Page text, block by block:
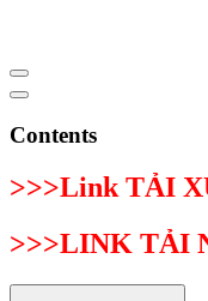
Contents
>>>Link TẢI
>>>LINK TẢI